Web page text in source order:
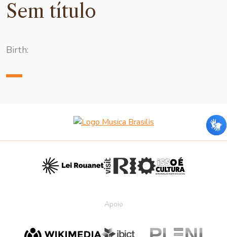
Sem título
Birth:
Apoio